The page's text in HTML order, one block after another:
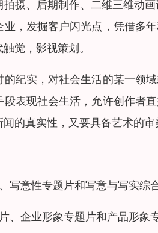
摄、后期制作、二维三维动
，发掘客户闪光点，凭借多
觉，影视策划。
纪实，对社会生活的某一领
表现社会生活，允许创作者
的真实性，又要具备艺术的审
写意性专题片和写意与写实综
、企业形象专题片和产品形象